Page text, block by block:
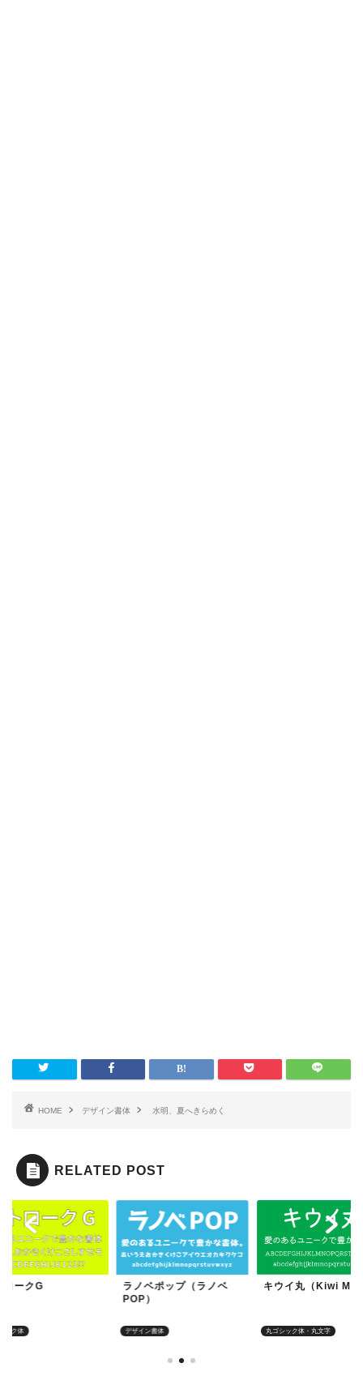
HOME デザイン書体 水明、夏へきらめく
RELATED POST
ン書体
ベポップ（ラノベ
丸ゴシック体・丸文字
キウイ丸（Kiwi Maru）
角ゴシック体
ストロークG